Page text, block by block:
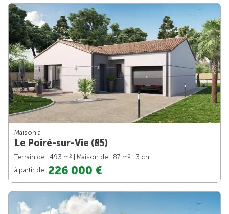
Maison à
Le Poiré-sur-Vie (85)
Terrain de : 493 m2 | Maison de : 87 m2
| 3 ch.
à partir de 226 000 €